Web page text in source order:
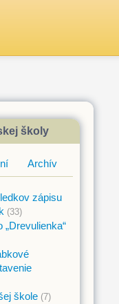
školy
Archív
zápisu
(33)
„Drevulienka“
škole (7)